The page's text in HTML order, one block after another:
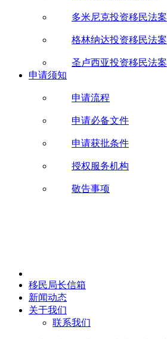
多米尼克投资移民法案
格林纳达投资移民法案
圣卢西亚投资移民法案
申请须知
申请流程
申请必备文件
申请获批条件
授权服务机构
敬告事项
移民局长信箱
新闻动态
关于我们
联系我们